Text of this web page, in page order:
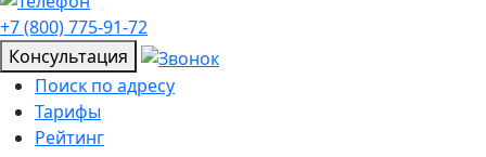
+7 (800) 775-91-72
Консультация
Поиск по адресу
Тарифы
Рейтинг